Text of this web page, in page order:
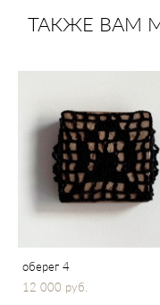
ТАКЖЕ ВАМ
оберег 4
12 000 pуб.